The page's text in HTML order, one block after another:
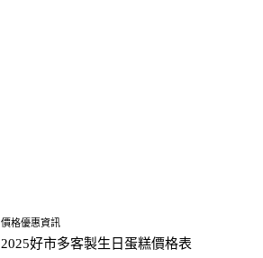
價格優惠資訊
2025好市多客製生日蛋糕價格表